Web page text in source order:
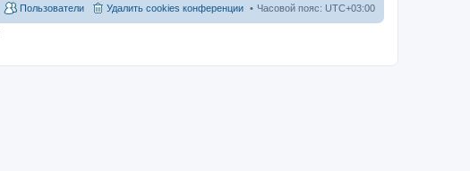
Часовой пояс: UTC+03:00
Удалить cookies конференции
Пользователи